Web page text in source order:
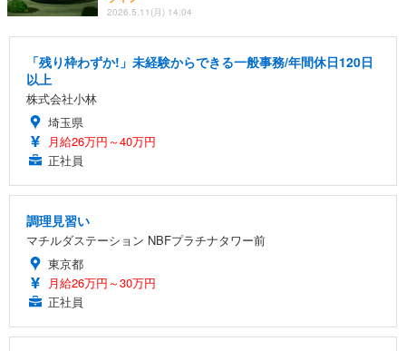
2026.5.11(月) 14:04
「残り枠わずか!」未経験からできる一般事務/年間休日120日
以上
株式会社小林
埼玉県
月給26万円～40万円
正社員
調理見習い
マチルダステーション NBFプラチナタワー前
東京都
月給26万円～30万円
正社員